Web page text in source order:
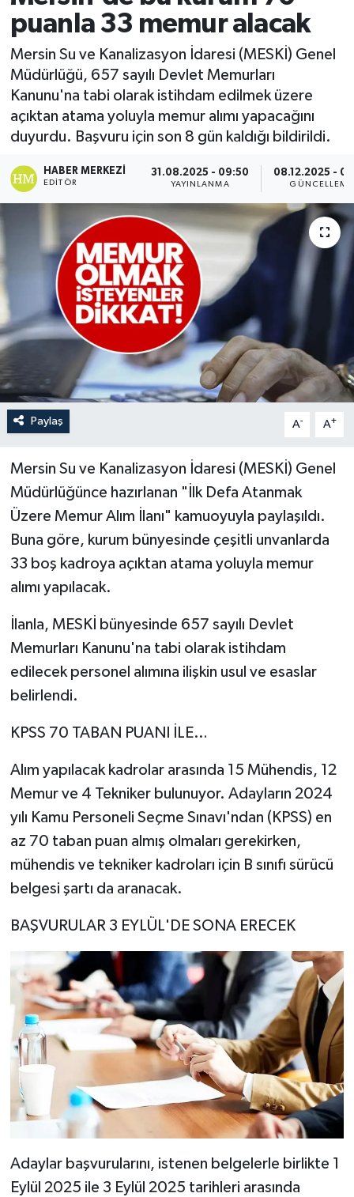
puanla 33 memur alacak
Mersin Su ve Kanalizasyon İdaresi (MESKİ) Genel
Müdürlüğü, 657 sayılı Devlet Memurları
Kanunu'na tabi olarak istihdam edilmek üzere
açıktan atama yoluyla memur alımı yapacağını
duyurdu. Başvuru için son 8 gün kaldığı bildirildi.
HABER MERKEZI
EDITÖR
31.08.2025 - 09:50
YAYINLANMA
08.12.2025 -
GÜNCELLEME
Paylaş A- A+
Mersin Su ve Kanalizasyon İdaresi (MESKİ) Genel
Müdürlüğünce hazırlanan "İlk Defa Atanmak
Üzere Memur Alım İlanı" kamuoyuyla paylaşıldı.
Buna göre, kurum bünyesinde çeşitli unvanlarda
33 boş kadroya açıktan atama yoluyla memur
alımı yapılacak.
İlanla, MESKİ bünyesinde 657 sayılı Devlet
Memurları Kanunu'na tabi olarak istihdam
edilecek personel alımına ilişkin usul ve esaslar
belirlendi.
KPSS 70 TABAN PUANI İLE…
Alım yapılacak kadrolar arasında 15 Mühendis, 12
Memur ve 4 Tekniker bulunuyor. Adayların 2024
yılı Kamu Personeli Seçme Sınavı'ndan (KPSS) en
az 70 taban puan almış olmaları gerekirken,
mühendis ve tekniker kadroları için B sınıfı sürücü
belgesi şartı da aranacak.
BAŞVURULAR 3 EYLÜL'DE SONA ERECEK
Adaylar başvurularını, istenen belgelerle birlikte 1
Eylül 2025 ile 3 Eylül 2025 tarihleri arasında